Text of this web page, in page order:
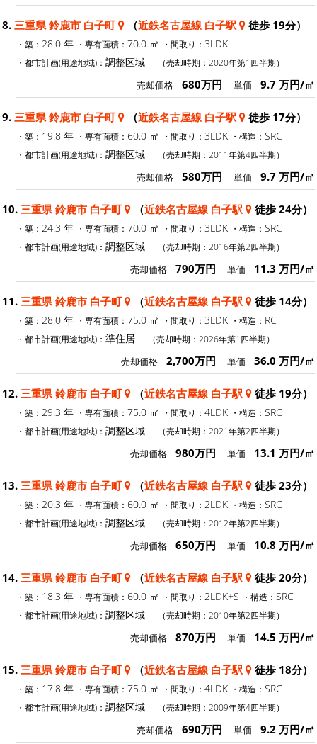
8. 三重県 鈴鹿市 白子町 （近鉄名古屋線 白子駅 徒歩 19分）
・築： 28.0 年 ・専有面積： 70.0 ㎡ ・間取り： 3LDK
・都市計画(用途地域)： 調整区域 （売却時期：2020年第1四半期）
売却価格 680万円 単価 9.7 万円/㎡
9. 三重県 鈴鹿市 白子町 （近鉄名古屋線 白子駅 徒歩 17分）
・築： 19.8 年 ・専有面積： 60.0 ㎡ ・間取り： 3LDK ・構造： SRC
・都市計画(用途地域)： 調整区域 （売却時期：2011年第4四半期）
売却価格 580万円 単価 9.7 万円/㎡
10. 三重県 鈴鹿市 白子町 （近鉄名古屋線 白子駅 徒歩 24分）
・築： 24.3 年 ・専有面積： 70.0 ㎡ ・間取り： 3LDK ・構造： SRC
・都市計画(用途地域)： 調整区域 （売却時期：2016年第2四半期）
売却価格 790万円 単価 11.3 万円/㎡
11. 三重県 鈴鹿市 白子町 （近鉄名古屋線 白子駅 徒歩 14分）
・築： 28.0 年 ・専有面積： 75.0 ㎡ ・間取り： 3LDK ・構造： RC
・都市計画(用途地域)： 準住居 （売却時期：2026年第1四半期）
売却価格 2,700万円 単価 36.0 万円/㎡
12. 三重県 鈴鹿市 白子町 （近鉄名古屋線 白子駅 徒歩 19分）
・築： 29.3 年 ・専有面積： 75.0 ㎡ ・間取り： 4LDK ・構造： SRC
・都市計画(用途地域)： 調整区域 （売却時期：2021年第2四半期）
売却価格 980万円 単価 13.1 万円/㎡
13. 三重県 鈴鹿市 白子町 （近鉄名古屋線 白子駅 徒歩 23分）
・築： 20.3 年 ・専有面積： 60.0 ㎡ ・間取り： 2LDK ・構造： SRC
・都市計画(用途地域)： 調整区域 （売却時期：2012年第2四半期）
売却価格 650万円 単価 10.8 万円/㎡
14. 三重県 鈴鹿市 白子町 （近鉄名古屋線 白子駅 徒歩 20分）
・築： 18.3 年 ・専有面積： 60.0 ㎡ ・間取り： 2LDK+S ・構造： SRC
・都市計画(用途地域)： 調整区域 （売却時期：2010年第2四半期）
売却価格 870万円 単価 14.5 万円/㎡
15. 三重県 鈴鹿市 白子町 （近鉄名古屋線 白子駅 徒歩 18分）
・築： 17.8 年 ・専有面積： 75.0 ㎡ ・間取り： 4LDK ・構造： SRC
・都市計画(用途地域)： 調整区域 （売却時期：2009年第4四半期）
売却価格 690万円 単価 9.2 万円/㎡